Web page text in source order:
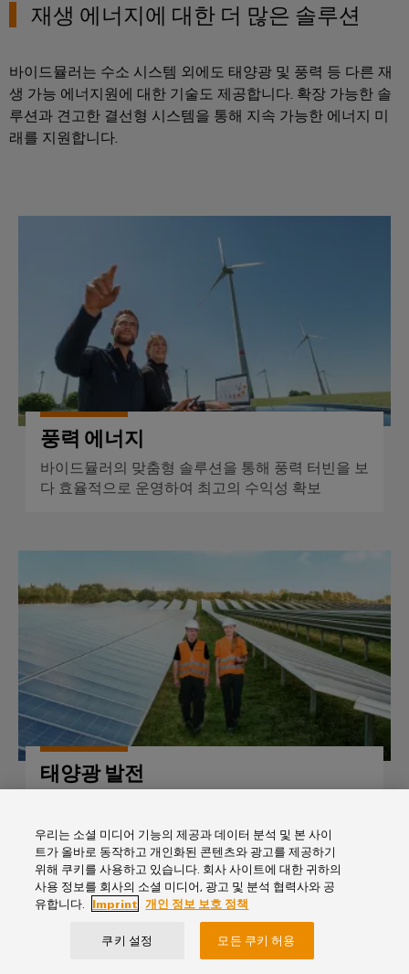
재생 에너지에 대한 더 많은 솔루션
바이드뮬러는 수소 시스템 외에도 태양광 및 풍력 등 다른 재
생 가능 에너지원에 대한 기술도 제공합니다. 확장 가능한 솔
루션과 견고한 결선형 시스템을 통해 지속 가능한 에너지 미
래를 지원합니다.
풍력 에너지
바이드뮬러의 맞춤형 솔루션을 통해 풍력 터빈을 보
다 효율적으로 운영하여 최고의 수익성 확보
태양광 발전
에너지 저장
우리는 소셜 미디어 기능의 제공과 데이터 분석 및 본 사이
트가 올바로 동작하고 개인화된 콘텐츠와 광고를 제공하기
위해 쿠키를 사용하고 있습니다. 회사 사이트에 대한 귀하의
사용 정보를 회사의 소셜 미디어, 광고 및 분석 협력사와 공
유합니다.
Imprint 개인 정보 보호 정책
쿠키 설정 모든 쿠키 허용